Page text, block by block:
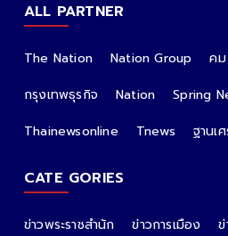
ALL PARTNER
The Nation Nation Group
ค
กรุงเทพธุรกิจ
Nation
Spring
Thainewsonline
Tnews ฐานเ
CATE GORIES
ข่าวพระราชสำนัก ข่าวการเมือง